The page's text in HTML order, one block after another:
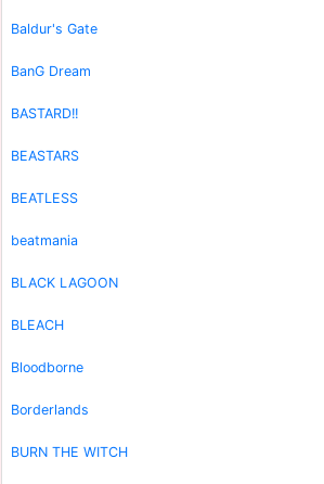
Baldur's Gate
BanG Dream
BASTARD!!
BEASTARS
BEATLESS
beatmania
BLACK LAGOON
BLEACH
Bloodborne
Borderlands
BURN THE WITCH